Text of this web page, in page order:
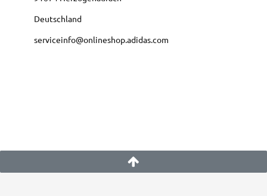
Deutschland
serviceinfo@onlineshop.adidas.com